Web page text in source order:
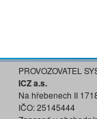
PROVOZOVATEL
ICZ a.s.
Na hřebenech II
IČO: 25145444